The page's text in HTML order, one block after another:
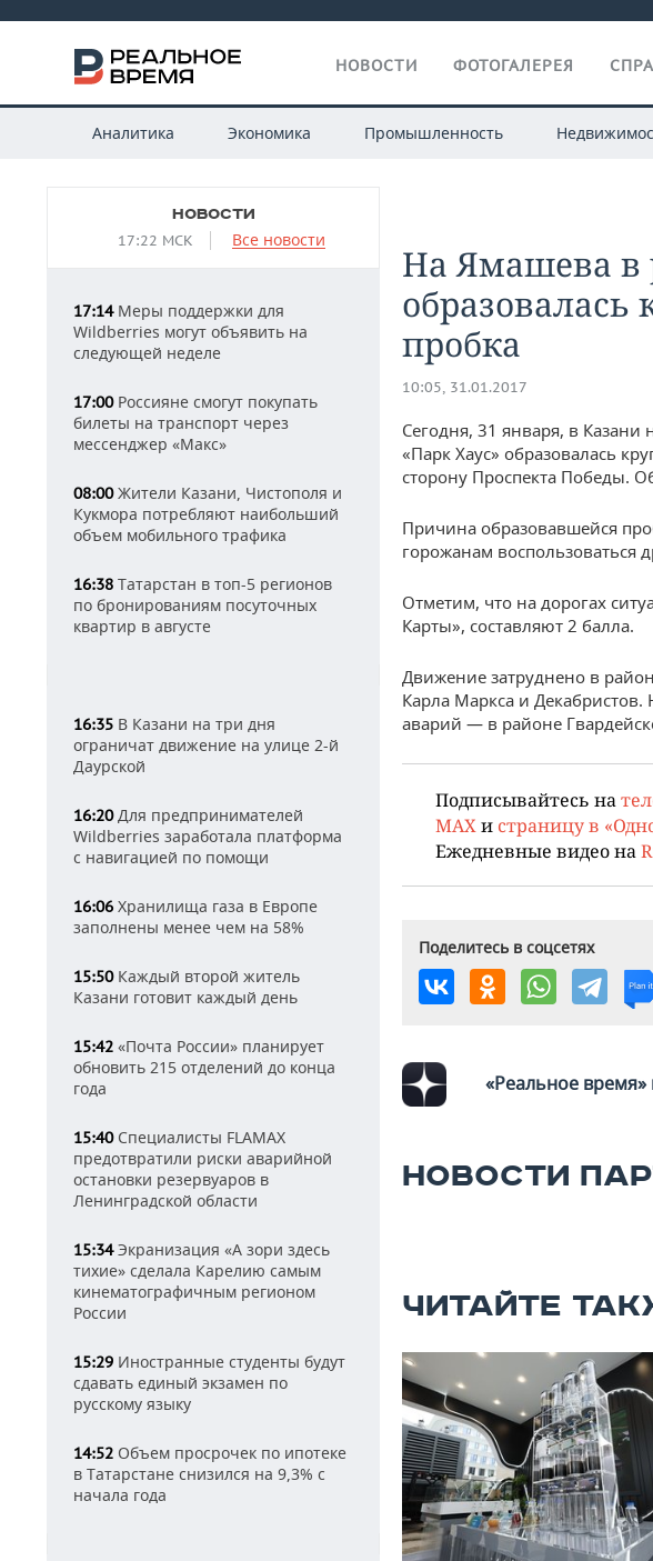
НОВОСТИ ФОТОГАЛЕРЕЯ
Аналитика Экономика Промышленность
НОВОСТИ
17:22 МСК Все новости
17:14Меры поддержки для
Wildberries могут объявить на
следующей неделе
17:00Россияне смогут покупать
билеты на транспорт через
мессенджер «Макс»
08:00Жители Казани, Чистополя и
Кукмора потребляют наибольший
объем мобильного трафика
16:38 Татарстан в топ-5 регионов
по бронированиям посуточных
квартир в августе
16:35 В Казани на три дня
ограничат движение на улице 2-й
Даурской
16:20Для предпринимателей
Wildberries заработала платформа
с навигацией по помощи
16:06 Хранилища газа в Европе
заполнены менее чем на 58%
15:50Каждый второй житель
Казани готовит каждый день
15:42 «Почта России» планирует
обновить 215 отделений до конца
года
15:40Специалисты FLAMAX
предотвратили риски аварийной
остановки резервуаров в
Ленинградской области
15:34Экранизация «А зори здесь
тихие» сделала Карелию самым
кинематографичным регионом
России
15:29 Иностранные студенты будут
сдавать единый экзамен по
русскому языку
14:52 Объем просрочек по ипотеке
в Татарстане снизился на 9,3% с
начала года
На Ямашева в
пробка
10:05, 31.01.2017
Сегодня, 31 января, в Казани
«Парк Хаус» образовалась
сторону Проспекта Победы.
Причина образовавшейся
горожанам воспользоваться
Отметим, что на дорогах
Карты», составляют 2 балла.
Движение затруднено в
Карла Маркса и Декабристов.
аварий — в районе
Подписывайтесь на
MAX и страницу в
Ежедневные видео на
Поделитесь в соцсетях
«Реальное время»
НОВОСТИ
ЧИТАЙТЕ